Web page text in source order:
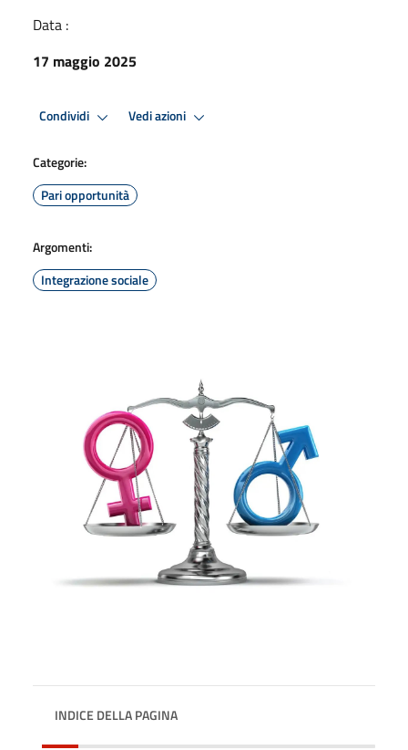
Data :
17 maggio 2025
Condividi Vedi azioni
Categorie:
Pari opportunità
Argomenti:
Integrazione sociale
INDICE DELLA PAGINA